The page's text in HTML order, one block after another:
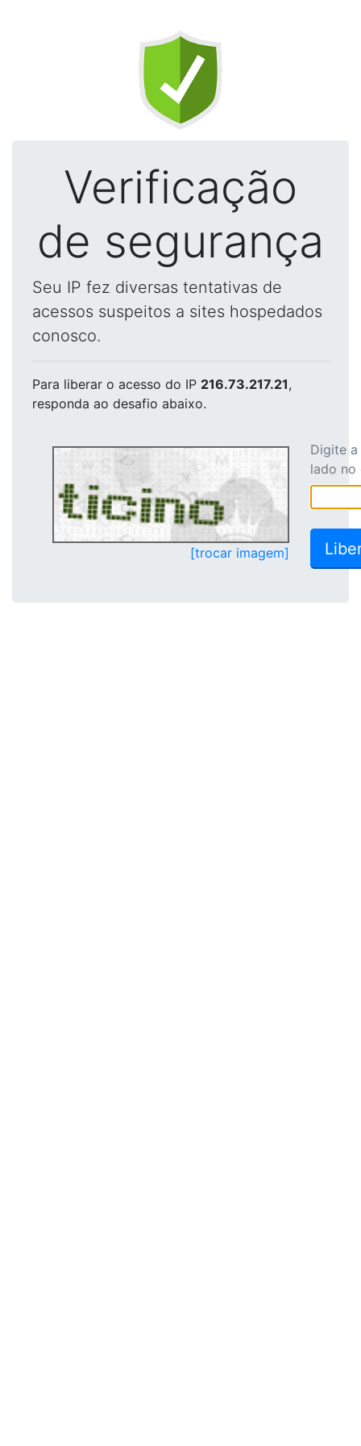
Verificação
de segurança
Seu IP fez diversas tentativas de
acessos suspeitos a sites hospedados
conosco.
Para liberar o acesso do IP 216.73.217.21,
responda ao desafio abaixo.
[trocar imagem]
Digite
lado no